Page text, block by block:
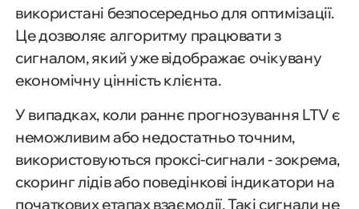
використані безпосередньо для оптимізації.
Це дозволяє алгоритму працювати з
сигналом, який уже відображає очікувану
економічну цінність клієнта.
У випадках, коли раннє прогнозування LTV є
неможливим або недостатньо точним,
використовуються проксі-сигнали - зокрема,
скоринг лідів або поведінкові індикатори на
початкових етапах взаємодії. Такі сигнали не